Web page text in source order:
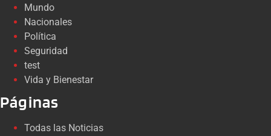
Mundo
Nacionales
Política
Seguridad
test
Vida y Bienestar
Páginas
Todas las Noticias